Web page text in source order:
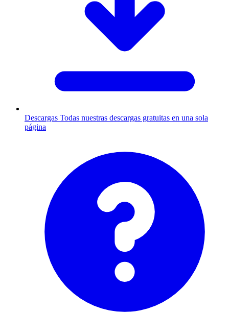
Descargas Todas nuestras descargas gratuitas en una sola
página